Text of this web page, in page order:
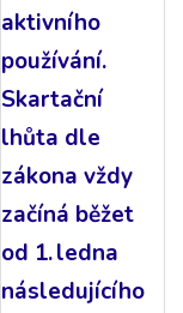
aktivního
používání.
Skartační
lhůta dle
zákona vždy
začíná běžet
od 1. ledna
následujícího